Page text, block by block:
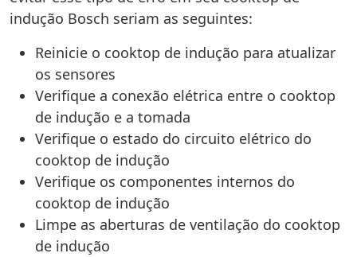
indução Bosch seriam as seguintes:
Reinicie o cooktop de indução para atualizar
os sensores
Verifique a conexão elétrica entre o cooktop
de indução e a tomada
Verifique o estado do circuito elétrico do
cooktop de indução
Verifique os componentes internos do
cooktop de indução
Limpe as aberturas de ventilação do cooktop
de indução